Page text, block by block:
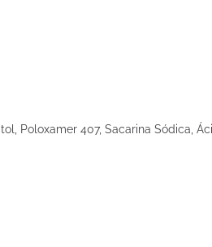
Poloxamer 407, Sacarina Sódica,